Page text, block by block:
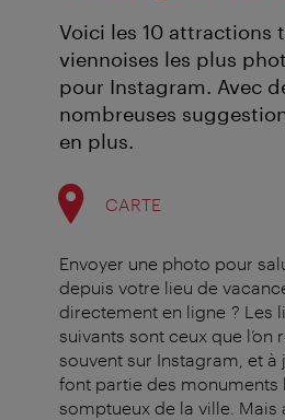
Voici les 10 attractions
viennoises les plus
pour Instagram. Avec
nombreuses
en plus.
CARTE
Envoyer une photo pour
depuis votre lieu de
directement en ligne ? Les
suivants sont ceux que l’on
souvent sur Instagram, et à
font partie des monuments
somptueux de la ville. Mais